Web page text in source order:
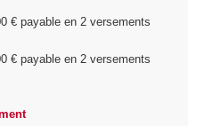
€ payable en 2 versements
€ payable en 2 versements